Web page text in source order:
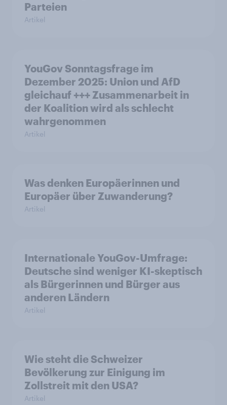
Parteien
Artikel
YouGov Sonntagsfrage im
Dezember 2025: Union und AfD
gleichauf +++ Zusammenarbeit in
der Koalition wird als schlecht
wahrgenommen
Artikel
Was denken Europäerinnen und
Europäer über Zuwanderung?
Artikel
Internationale YouGov-Umfrage:
Deutsche sind weniger KI-skeptisch
als Bürgerinnen und Bürger aus
anderen Ländern
Artikel
Wie steht die Schweizer
Bevölkerung zur Einigung im
Zollstreit mit den USA?
Artikel